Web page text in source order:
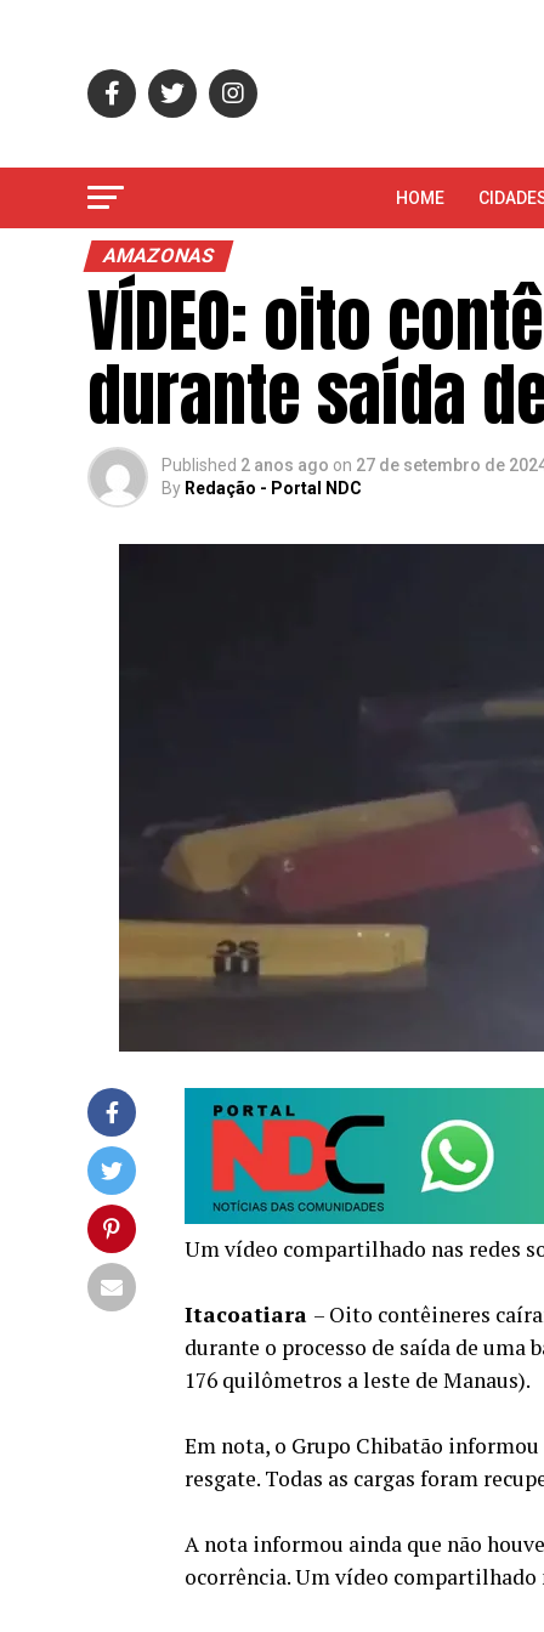
HOME
AMAZONAS
VÍDEO: oito
durante saída
Published 2 anos ago on 27 de setembro de
By Redação - Portal NDC
Um vídeo compartilhado nas redes
Itacoatiara – Oito contêineres
durante o processo de saída de
176 quilômetros a leste de Manaus).
Em nota, o Grupo Chibatão
resgate. Todas as cargas foram
A nota informou ainda que não
ocorrência. Um vídeo compartilhado